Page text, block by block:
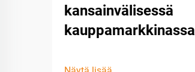
kansainvälisessä
kauppamarkkinassa